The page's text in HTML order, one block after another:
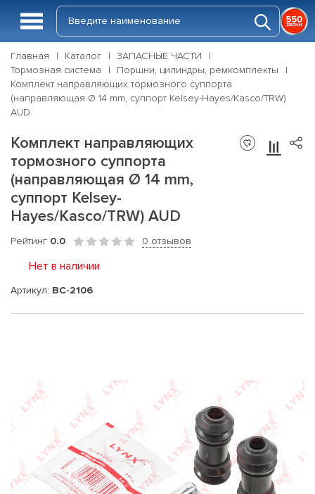
Главная Каталог
ЗАПАСНЫЕ ЧАСТИ
Тормозная система
Поршни, цилиндры, ремкомплекты
Комплект направляющих тормозного суппорта
(направляющая Ø 14 mm, суппорт Kelsey-Hayes/Kasco/TRW)
AUD
Комплект направляющих
тормозного суппорта
(направляющая Ø 14 mm,
суппорт Kelsey-
Hayes/Kasco/TRW) AUD
Рейтинг 0.0 0 отзывов
Нет в наличии
Артикул: BC-2106